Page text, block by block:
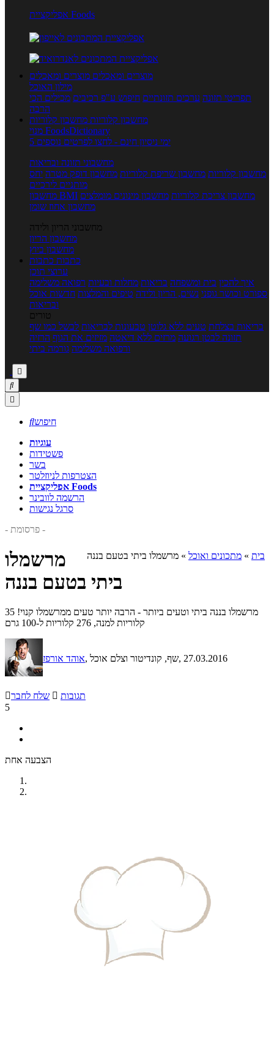
אפליקציית Foods
מוצרים ומאכלים מוצרים ומאכלים
מילון האוכל
תפריטי תזונה ערכים תזונתיים חיפוש ע"פ רכיבים מכילים הכי
הרבה
מחשבון קלוריות מחשבון קלוריות
מנוי FoodsDictionary
5 ימי ניסיון חינם - לחצו לפרטים נוספים
מחשבוני תזונה ובריאות
מחשבון קלוריות מחשבון שריפת קלוריות מחשבון דופק מטרה יחס
מותניים לירכיים
מחשבון BMI
מחשבון צריכת קלוריות מחשבון מינונים מומלצים
מחשבון אחוז שומן
מחשבוני הריון ולידה
מחשבון הריון
מחשבון ביוץ
כתבות כתבות
ערוצי תוכן
איך להכין בית ומשפחה בריאות מחלות ובעיות רפואה משלימה
ספורט וכושר גופני נשים, הריון ולידה טיפים והמלצות חדשות אוכל
ובריאות
טורים
בריאות בצלחת טעים ללא גלוטן טבעונות לבריאות לבשל כמו שף
תזונה לבטן רגועה מרזים ללא דיאטה מזיזים את הגוף הרזיה
ורפואה משלימה גורמה ביתי



חיפוש
עוגיות
פשטידות
בשר
הצטרפות לניוזלטר
אפליקציית Foods
הרשמה לוובינר
סרגל נגישות
- פרסומת -
בית » מתכונים ואוכל » מרשמלו ביתי בטעם בננה
מרשמלו
ביתי בטעם בננה
מרשמלו בננה ביתי וטעים ביותר - הרבה יותר טעים ממרשמלו קנוי! 35
קלוריות למנה, 276 קלוריות ל-100 גרם
אוהד אורפז , שף, קונדיטור וצלם אוכל, 27.03.2016
שלח לחבר  תגובות
5
הצבעה אחת